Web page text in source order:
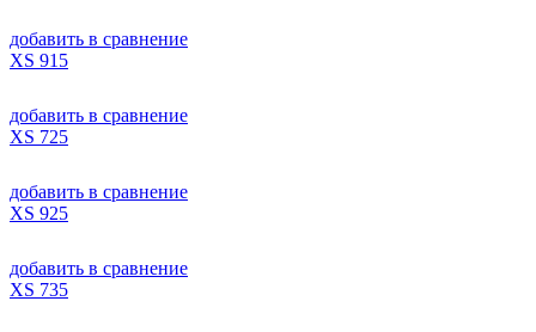
добавить в сравнение
XS 915
добавить в сравнение
XS 725
добавить в сравнение
XS 925
добавить в сравнение
XS 735